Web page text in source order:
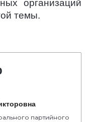
организаций
темы.
партийного